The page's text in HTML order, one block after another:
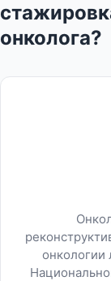
онколога?
онкологии